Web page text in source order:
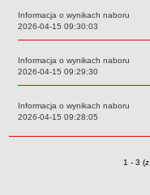
Kierownictwo
Dokumenty organizacyjne
Majątek
Archiwum postępowań
Praca
Informacja o wynikach naboru
Data:
2026-04-15 09:30:03
Informacja o wynikach naboru
Data:
2026-04-15 09:29:30
Informacja o wynikach naboru
Data:
2026-04-15 09:28:05
1 - 3